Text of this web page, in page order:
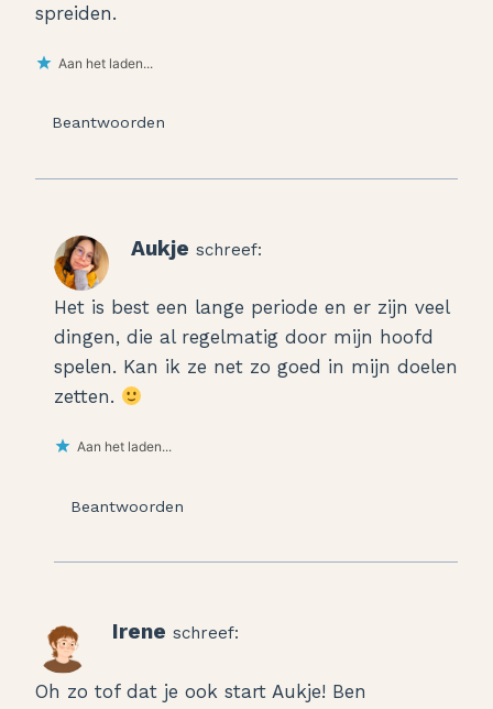
spreiden.
Aan het laden...
Beantwoorden
Aukje schreef:
Het is best een lange periode en er zijn veel
dingen, die al regelmatig door mijn hoofd
spelen. Kan ik ze net zo goed in mijn doelen
zetten.
Aan het laden...
Beantwoorden
Irene schreef:
Oh zo tof dat je ook start Aukje! Ben